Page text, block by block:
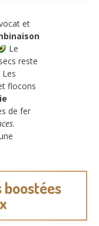
et
Le
reste
Les
flocons
de fer
.